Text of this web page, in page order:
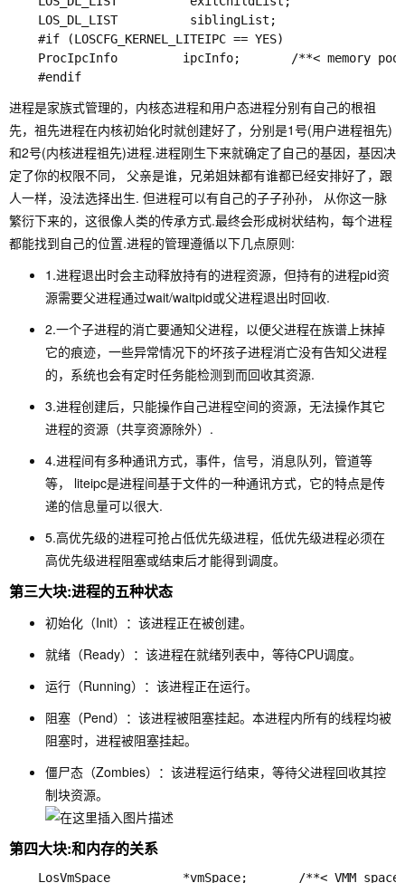
LOS_DL_LIST          siblingList;
    #if (LOSCFG_KERNEL_LITEIPC == YES)
ProcIpcInfo         ipcInfo;       /**< memory pool
进程是家族式管理的，内核态进程和用户态进程分别有自己的根祖
先，祖先进程在内核初始化时就创建好了，分别是1号(用户进程祖先)
和2号(内核进程祖先)进程.进程刚生下来就确定了自己的基因，基因决
定了你的权限不同， 父亲是谁，兄弟姐妹都有谁都已经安排好了，跟
人一样，没法选择出生. 但进程可以有自己的子子孙孙， 从你这一脉
繁衍下来的，这很像人类的传承方式.最终会形成树状结构，每个进程
都能找到自己的位置.进程的管理遵循以下几点原则:
1.进程退出时会主动释放持有的进程资源，但持有的进程pid资
源需要父进程通过wait/waitpid或父进程退出时回收.
2.一个子进程的消亡要通知父进程，以便父进程在族谱上抹掉
它的痕迹，一些异常情况下的坏孩子进程消亡没有告知父进程
的，系统也会有定时任务能检测到而回收其资源.
3.进程创建后，只能操作自己进程空间的资源，无法操作其它
进程的资源（共享资源除外）.
4.进程间有多种通讯方式，事件，信号，消息队列，管道等
等， liteipc是进程间基于文件的一种通讯方式，它的特点是传
递的信息量可以很大.
5.高优先级的进程可抢占低优先级进程，低优先级进程必须在
高优先级进程阻塞或结束后才能得到调度。
第三大块:进程的五种状态
初始化（Init）：该进程正在被创建。
就绪（Ready）：该进程在就绪列表中，等待CPU调度。
运行（Running）：该进程正在运行。
阻塞（Pend）：该进程被阻塞挂起。本进程内所有的线程均被
阻塞时，进程被阻塞挂起。
僵尸态（Zombies）：该进程运行结束，等待父进程回收其控
制块资源。
第四大块:和内存的关系